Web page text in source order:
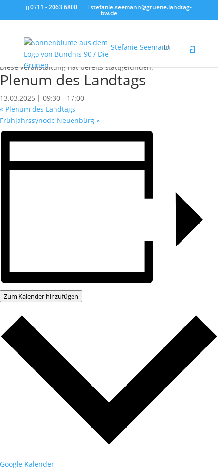
0711 - 2063 6800 stefanie.seemann@gruene.landtag-
bw.de
Stefanie Seemann
« Alle Veranstaltungen
Diese Veranstaltung hat bereits stattgefunden.
Plenum des Landtags
13.03.2025 | 09:30 - 17:00
« Plenum des Landtags
Frühjahrssynode Neuenbürg »
Zum Kalender hinzufügen
Google Kalender